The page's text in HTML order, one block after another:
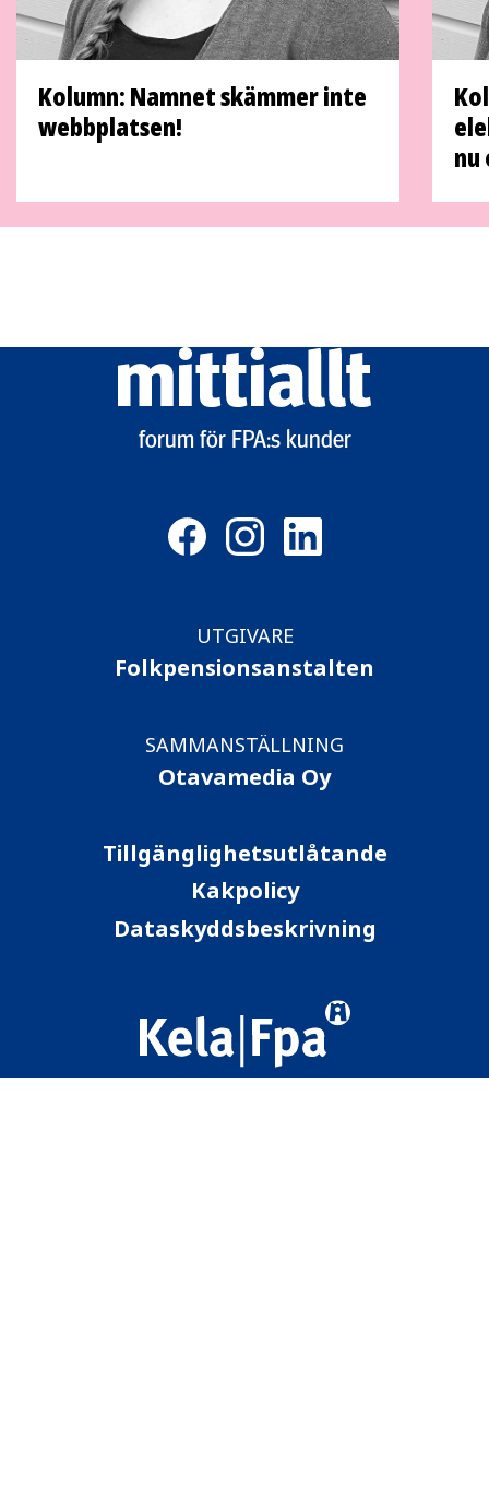
Kolumn: Namnet skämmer inte
webbplatsen!
nu
Mittiallt
forum för FPA:s kunder
UTGIVARE
Folkpensionsanstalten
SAMMANSTÄLLNING
Otavamedia Oy
Tillgänglighetsutlåtande
Kakpolicy
Dataskyddsbeskrivning